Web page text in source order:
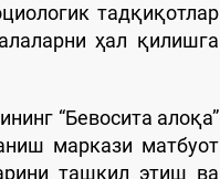
тадқиқотлар
ҳал қилишга
“Бевосита алоқа”
маркази матбуот
ташкил этиш ва